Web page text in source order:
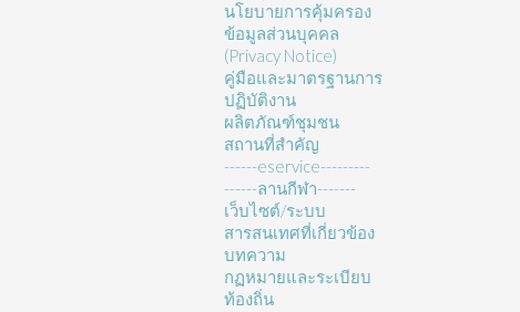
นโยบายการคุ้มครอง
ข้อมูลส่วนบุคคล
(Privacy Notice)
คู่มือและมาตรฐานการ
ปฏิบัติงาน
ผลิตภัณฑ์ชุมชน
สถานที่สำคัญ
------eservice---------
------ลานกีฬา-------
เว็บไซต์/ระบบ
สารสนเทศที่เกี่ยวข้อง
บทความ
กฏหมายและระเบียบ
ท้องถิ่น